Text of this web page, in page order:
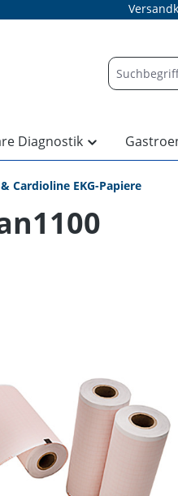
Diagnostik
Cardioline EKG-Papiere